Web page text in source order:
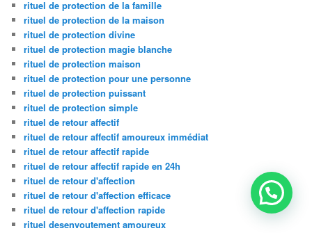
rituel de protection de la famille
rituel de protection de la maison
rituel de protection divine
rituel de protection magie blanche
rituel de protection maison
rituel de protection pour une personne
rituel de protection puissant
rituel de protection simple
rituel de retour affectif
rituel de retour affectif amoureux immédiat
rituel de retour affectif rapide
rituel de retour affectif rapide en 24h
rituel de retour d'affection
rituel de retour d'affection efficace
rituel de retour d'affection rapide
rituel desenvoutement amoureux